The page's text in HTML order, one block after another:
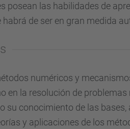
posean las habilidades de
de ser en gran medida
numéricos y
en la resolución de
su conocimiento de las bases,
y aplicaciones de los